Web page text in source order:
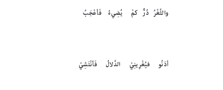
والثَّغْرُ دُرٌّ كمْ يُضِيءُ فَأعْجَبُ
أدَنُو فيُغْرِينِيْ الدَّلالُ فَأنْتَشِيْ